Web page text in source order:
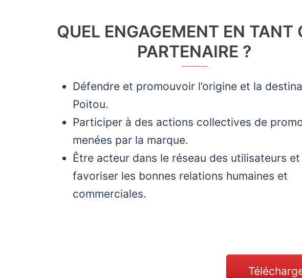
QUEL ENGAGEMENT EN TANT
PARTENAIRE ?
Défendre et promouvoir l’origine et la
Poitou.
Participer à des actions collectives de
menées par la marque.
Être acteur dans le réseau des utilisateurs et
favoriser les bonnes relations humaines et
commerciales.